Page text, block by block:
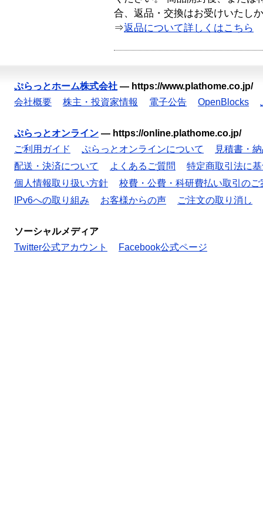
合、返品・交換はお受けいたし
⇒返品について詳しくはこちら
ぷらっとホーム株式会社 — https://www.plathome.co.jp/
会社概要
株主・投資家情報 電子公告 OpenBlocks
ぷらっとオンライン — https://online.plathome.co.jp/
ご利用ガイド
ぷらっとオンラインについて
見積書・
配送・決済について
よくあるご質問
特定商取引法に
個人情報取り扱い方針
校費・公費・科研費払い取引のご
IPv6への取り組み
お客様からの声 ご注文の取り消し
ソーシャルメディア
Twitter公式アカウント
Facebook公式ページ